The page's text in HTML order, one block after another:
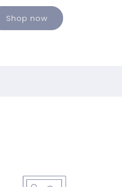
Shop now